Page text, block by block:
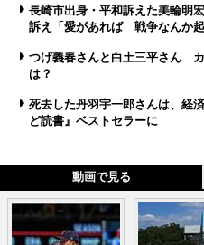
長崎市出身・平和訴えた美輪明
訴え「愛があれば 戦争なんか起
つげ義春さんと白土三平さん
は？
死去した丹羽宇一郎さんは、経
ど読書』ベストセラーに
動画で見る